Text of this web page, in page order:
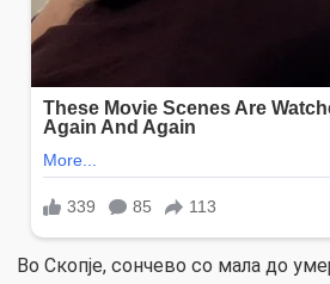
Во Скопје, сончево со мала до